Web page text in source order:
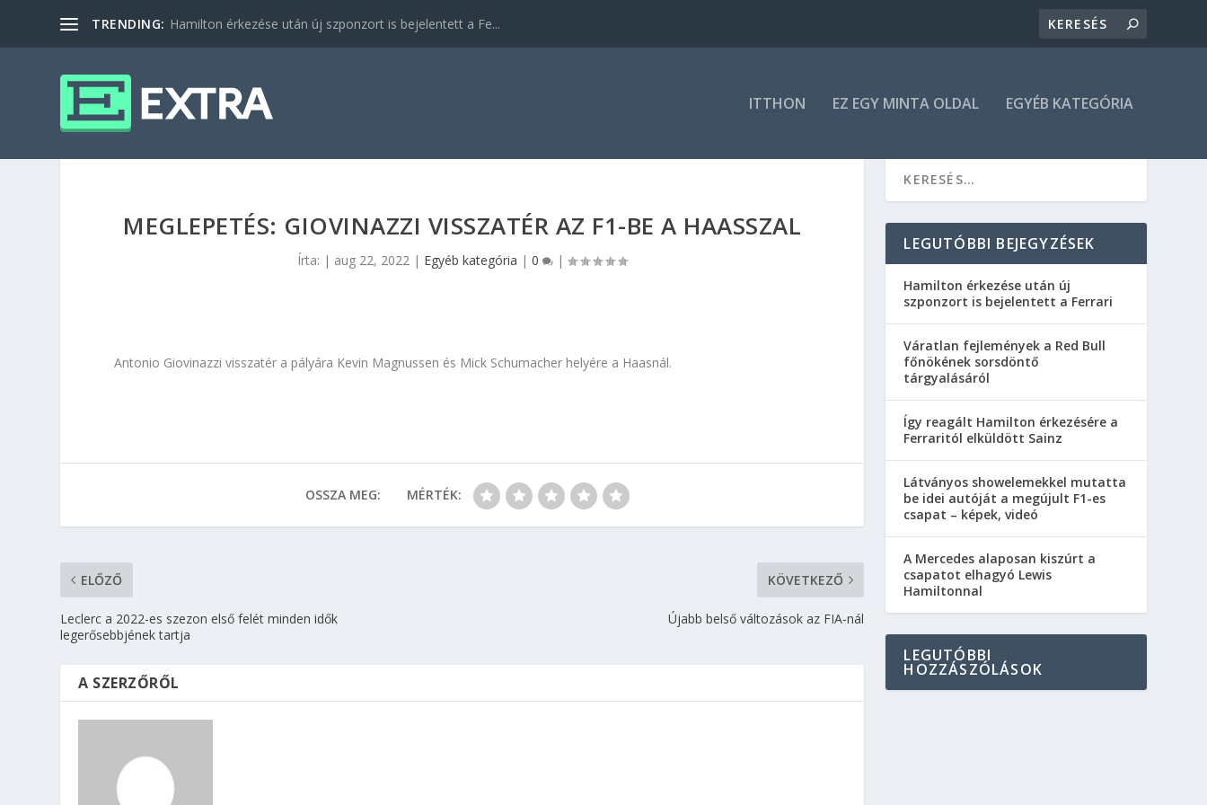
TRENDING: Hamilton érkezése után új szponzort is bejelentett a Fe...
ITTHON EZ EGY MINTA OLDAL EGYÉB KATEGÓRIA
MEGLEPETÉS: GIOVINAZZI VISSZATÉR AZ F1-BE A HAASSZAL
Írta: | aug 22, 2022 | Egyéb kategória |0 |
Antonio Giovinazzi visszatér a pályára Kevin Magnussen és Mick Schumacher helyére a Haasnál.
OSSZA MEG: MÉRTÉK:
ELŐZŐ
Leclerc a 2022-es szezon első felét minden idők
legerősebbjének tartja
KÖVETKEZŐ
Újabb belső változások az FIA-nál
A SZERZŐRŐL
LEGUTÓBBI BEJEGYZÉSEK
Hamilton érkezése után új
szponzort is bejelentett a Ferrari
Váratlan fejlemények a Red Bull
főnökének sorsdöntő
tárgyalásáról
Így reagált Hamilton érkezésére a
Ferraritól elküldött Sainz
Látványos showelemekkel mutatta
be idei autóját a megújult F1-es
csapat – képek, videó
A Mercedes alaposan kiszúrt a
csapatot elhagyó Lewis
Hamiltonnal
LEGUTÓBBI
HOZZÁSZÓLÁSOK